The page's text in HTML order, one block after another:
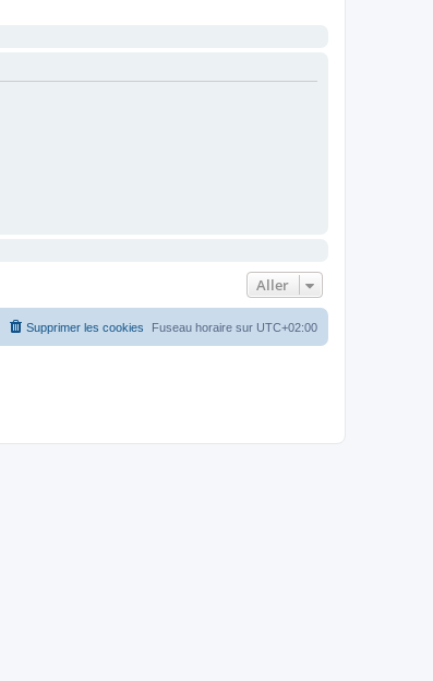
Aller
Fuseau horaire sur UTC+02:00
Supprimer les cookies